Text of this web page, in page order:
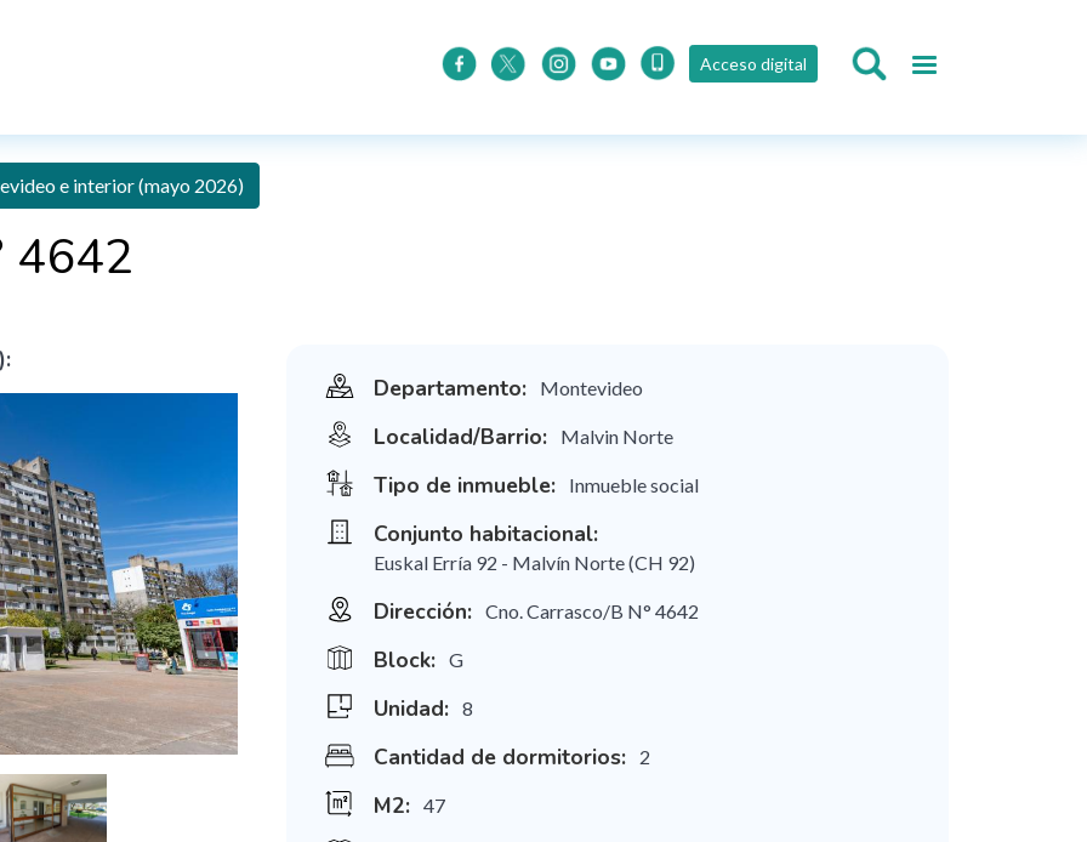
Acceso digital
e interior (mayo 2026)
4642
Departamento:
Montevideo
Localidad/Barrio: Malvin Norte
Tipo de inmueble: Inmueble social
Conjunto habitacional:
Euskal Erría 92 - Malvín Norte (CH 92)
Dirección: Cno. Carrasco/B N° 4642
Block: G
Unidad: 8
Cantidad de dormitorios: 2
M2: 47